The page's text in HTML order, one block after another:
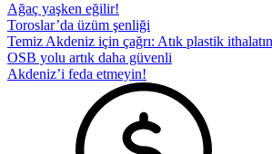
Ağaç yaşken eğilir!
Toroslar’da üzüm şenliği
Temiz Akdeniz için çağrı: Atık plastik
OSB yolu artık daha güvenli
Akdeniz’i feda etmeyin!